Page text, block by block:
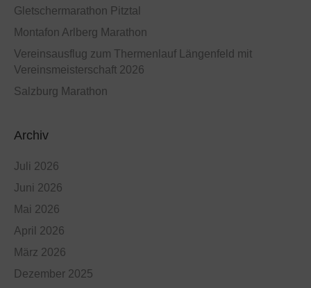
Gletschermarathon Pitztal
Montafon Arlberg Marathon
Vereinsausflug zum Thermenlauf Längenfeld mit
Vereinsmeisterschaft 2026
Salzburg Marathon
Archiv
Juli 2026
Juni 2026
Mai 2026
April 2026
März 2026
Dezember 2025